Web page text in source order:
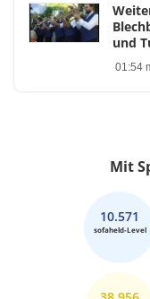
und
01:54
Mit
10.571
sofaheld-Level